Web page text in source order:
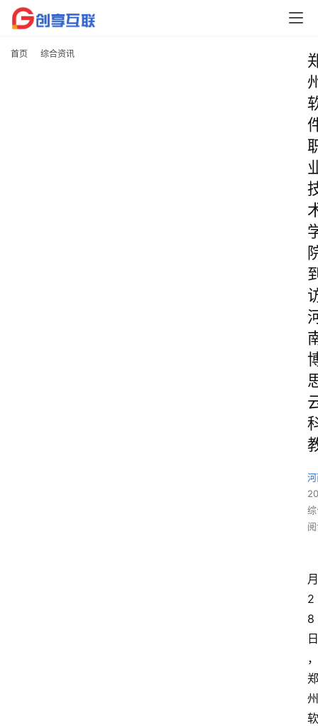
首页 综合资讯
月
2
8
日
，
郑
州
软